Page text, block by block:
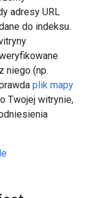
adresy URL
do indeksu.
niego (np.
plik mapy
Twojej witrynie,